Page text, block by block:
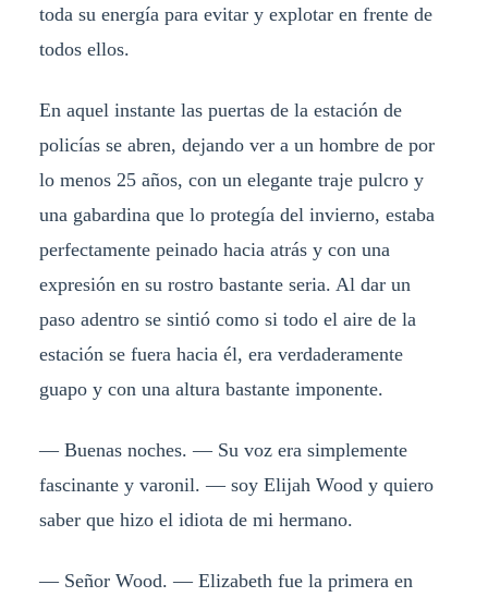
toda su energía para evitar y explotar en frente de
todos ellos.
En aquel instante las puertas de la estación de
policías se abren, dejando ver a un hombre de por
lo menos 25 años, con un elegante traje pulcro y
una gabardina que lo protegía del invierno, estaba
perfectamente peinado hacia atrás y con una
expresión en su rostro bastante seria. Al dar un
paso adentro se sintió como si todo el aire de la
estación se fuera hacia él, era verdaderamente
guapo y con una altura bastante imponente.
— Buenas noches. — Su voz era simplemente
fascinante y varonil. — soy Elijah Wood y quiero
saber que hizo el idiota de mi hermano.
— Señor Wood. — Elizabeth fue la primera en